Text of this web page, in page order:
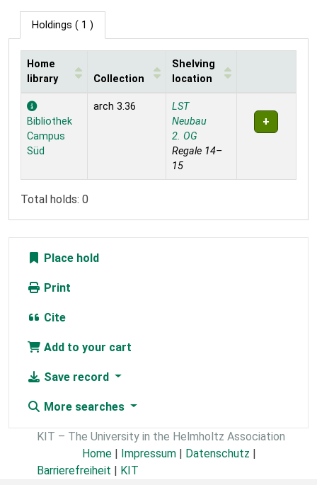
Holdings ( 1 )
Holdings
Home
library
Collection
Shelving
location
Bibliothek
Campus
Süd
arch 3.36
LST
Neubau
2. OG
Regale 14–
15
Total holds: 0
Place hold
Print
Cite
Add to your cart
Save record
More searches
KIT – The University in the Helmholtz Association
Home | Impressum | Datenschutz |
Barrierefreiheit | KIT